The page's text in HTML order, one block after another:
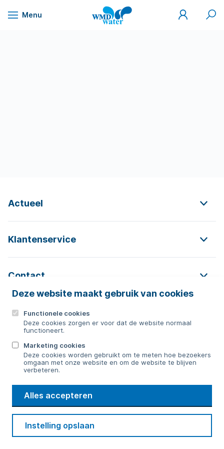
Naar
Deze website maakt gebruik van cookies
Functionele cookies
Deze cookies zorgen er voor dat de website normaal
functioneert.
Marketing cookies
Deze cookies worden gebruikt om te meten hoe bezoekers
omgaan met onze website en om de website te blijven
verbeteren.
Alles accepteren
Instelling opslaan
Menu
WMD
Drinkwater
Mijn
WMD
Zoek
Actueel
Klantenservice
Contact
Contact
Bericht sturen
WMD
Drinkwater
Cookie voorkeuren
Privacy Disclaimer